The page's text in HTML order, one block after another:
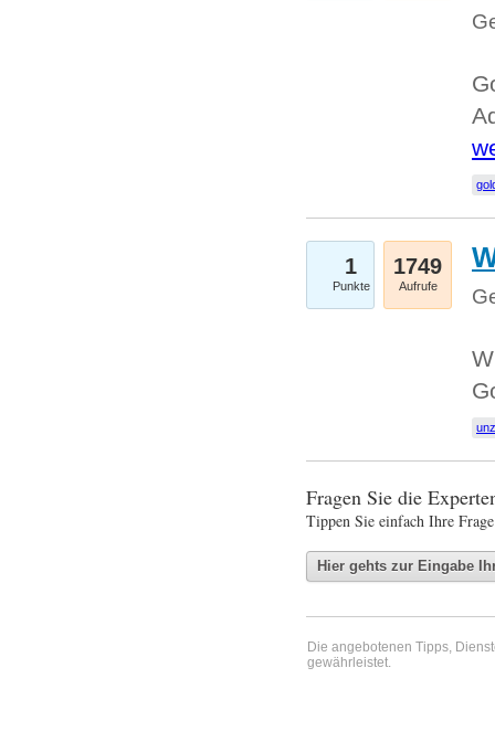
1
Punkte
1749
Aufrufe
Fragen Sie die
Tippen Sie einfach Ihre
Die angebotenen Tipps,
gewährleistet.